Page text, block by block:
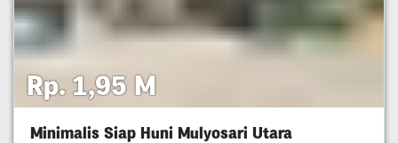
Rp. 1,95 M
Minimalis Siap Huni Mulyosari Utara